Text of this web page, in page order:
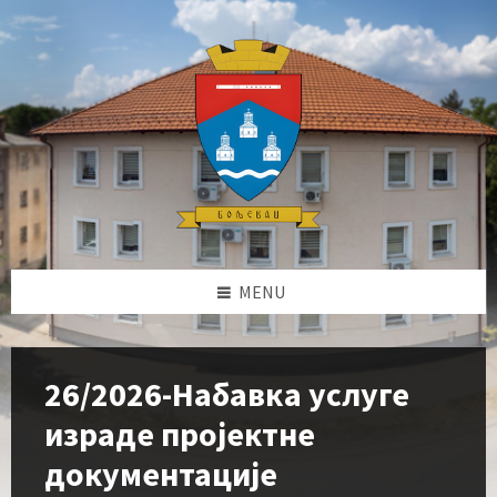
to
content
to
left
to
right
to
footer
MENU
26/2026-Набавка услуге
израде пројектне
документације